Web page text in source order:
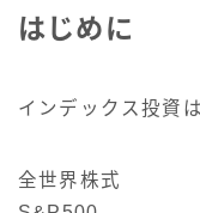
はじめに
インデックス投資
全世界株式